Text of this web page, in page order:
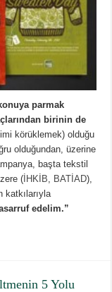
parmak
birinin de
körüklemek) olduğu
olduğundan, üzerine
başta tekstil
(İHKİB BATİAD),
katkılarıyla
edelim.”
5 Yolu